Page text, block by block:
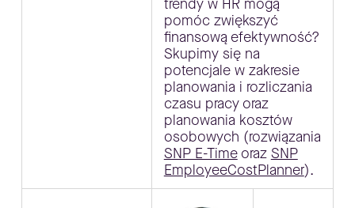
pomóc zwiększyć
finansową efektywność?
Skupimy się na
potencjale w zakresie
planowania i rozliczania
czasu pracy oraz
planowania kosztów
osobowych (rozwiązania
SNP E-Timeoraz SNP
EmployeeCostPlanner).